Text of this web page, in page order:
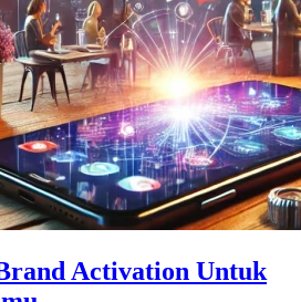
Activation Untuk